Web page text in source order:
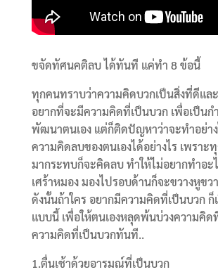
ขจัดทัศนคติลบ ได้ทันที แค่ทำ 8 ข้อนี้
ทุกคนทราบว่าความคิดบวกเป็นสิ่งที่ดีแล
อยากที่จะมีความคิดที่เป็นบวก เพื่อเป็นกำ
พัฒนาตนเอง แต่ก็ติดปัญหาว่าจะทำอย่าง
ความคิดลบของตนเองได้อย่างไร เพราะ
มากระทบก็จะคิดลบ ทำให้ไม่อยากทำอะ
เศร้าหมอง มองไปรอบด้านก็จะขวางหูขว
ดังนั้นถ้าใคร อยากมีความคิดที่เป็นบวก
แบบนี้ เพื่อให้ตนเองหลุดพ้นบ่วงความคิด
ความคิดที่เป็นบวกทันที..
1.ตื่นเช้าด้วยอารมณ์ที่เป็นบวก